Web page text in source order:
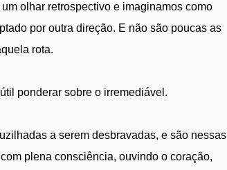
olhar retrospectivo e imaginamos como
por outra direção. E não são poucas as
rota.
ponderar sobre o irremediável.
a serem desbravadas, e são nessas
plena consciência, ouvindo o coração,